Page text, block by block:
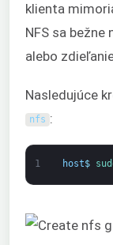
klienta
NFS sa
alebo
Nasledujúce
nfs :
1 host$